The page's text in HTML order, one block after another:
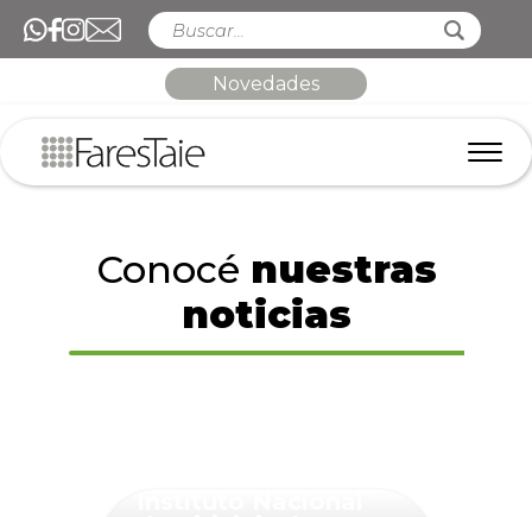
Novedades
Conocé nuestras
noticias